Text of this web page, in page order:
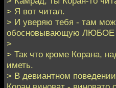
> Я вот читал.
> И уверяю тебя - там
обосновывающую ЛЮБОЕ
>
> Так что кроме Корана,
иметь.
> В девиантном